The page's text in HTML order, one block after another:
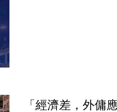
「經濟差，外傭